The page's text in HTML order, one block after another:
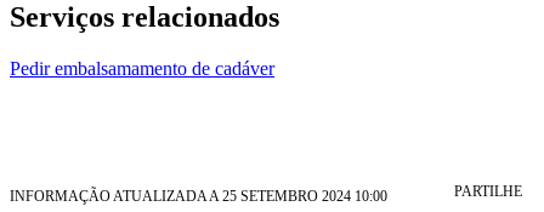
Serviços relacionados
Pedir embalsamamento de cadáver
INFORMAÇÃO ATUALIZADA A 25 SETEMBRO 2024 10:00 PARTILHE